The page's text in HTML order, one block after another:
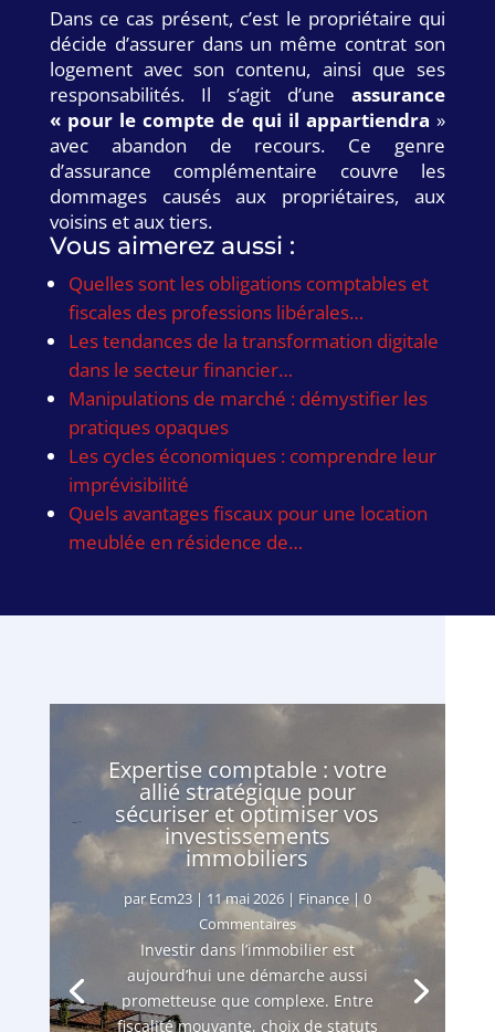
Dans ce cas présent, c’est le propriétaire qui
décide d’assurer dans un même contrat son
logement avec son contenu, ainsi que ses
responsabilités. Il s’agit d’uneassurance
« pour le compte de qui il appartiendra »
avec abandon de recours. Ce genre
d’assurance complémentaire couvre les
dommages causés aux propriétaires, aux
voisins et aux tiers.
Vous aimerez aussi :
Quelles sont les obligations comptables et
fiscales des professions libérales…
Les tendances de la transformation digitale
dans le secteur financier…
Manipulations de marché : démystifier les
pratiques opaques
Les cycles économiques : comprendre leur
imprévisibilité
Quels avantages fiscaux pour une location
meublée en résidence de…
Expertise comptable : votre
allié stratégique pour
sécuriser et optimiser vos
investissements
immobiliers
parEcm23| 11 mai 2026| Finance| 0
Commentaires
Investir dans l’immobilier est
aujourd’hui une démarche aussi
prometteuse que complexe. Entre
fiscalité mouvante, choix de statuts